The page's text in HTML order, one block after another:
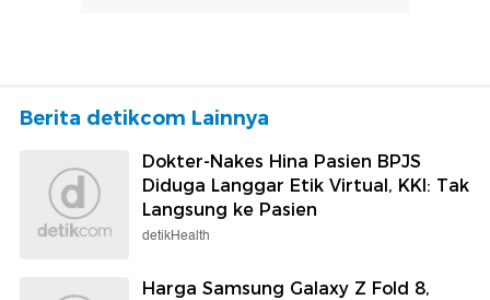
Berita detikcom Lainnya
Dokter-Nakes Hina Pasien BPJS
Diduga Langgar Etik Virtual, KKI: Tak
Langsung ke Pasien
detikHealth
Harga Samsung Galaxy Z Fold 8,